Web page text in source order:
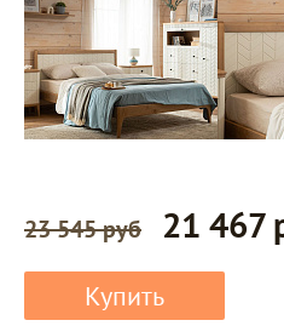
23 545 руб 21 467
Купить